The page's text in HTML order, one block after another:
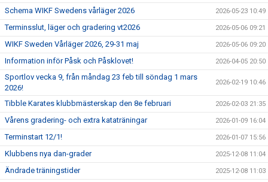
Schema WIKF Swedens vårläger 2026 2026-05-23 10:49
Terminsslut, läger och gradering vt2026 2026-05-06 09:21
WIKF Sweden Vårläger 2026, 29-31 maj 2026-05-06 09:20
Information inför Påsk och Påsklovet! 2026-04-05 20:50
Sportlov vecka 9, från måndag 23 feb till söndag 1 mars
2026!
2026-02-19 10:46
Tibble Karates klubbmästerskap den 8e februari 2026-02-03 21:35
Vårens gradering- och extra kataträningar 2026-01-09 16:04
Terminstart 12/1! 2026-01-07 15:56
Klubbens nya dan-grader 2025-12-08 11:04
Ändrade träningstider 2025-12-08 11:03